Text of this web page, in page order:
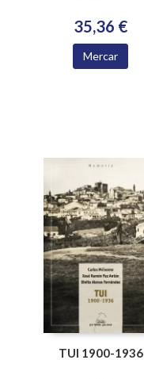
35,36 €
Mercar
TUI 1900-1936